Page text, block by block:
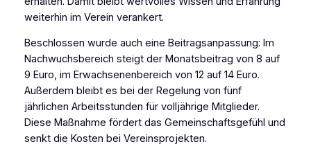
weiterhin im Verein verankert.
Beschlossen wurde auch eine Beitragsanpassung: Im
Nachwuchsbereich steigt der Monatsbeitrag von 8 auf
9 Euro, im Erwachsenenbereich von 12 auf 14 Euro.
Außerdem bleibt es bei der Regelung von fünf
jährlichen Arbeitsstunden für volljährige Mitglieder.
Diese Maßnahme fördert das Gemeinschaftsgefühl und
senkt die Kosten bei Vereinsprojekten.